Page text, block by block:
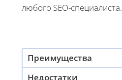
любого SEO-специалиста.
Преимущества
Недостатки